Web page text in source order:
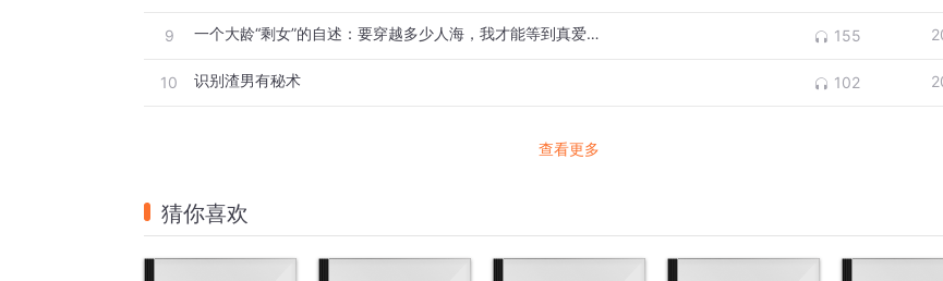
9 一个大龄“剩女”的自述：要穿越多少人海，我才能等到真爱？ 155
10 识别渣男有秘术 102
查看更多
猜你喜欢